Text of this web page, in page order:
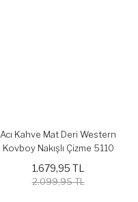
Acı Kahve Mat Deri Western
Kovboy Nakışlı Çizme 5110
1.679,95 TL
2.099,95 TL